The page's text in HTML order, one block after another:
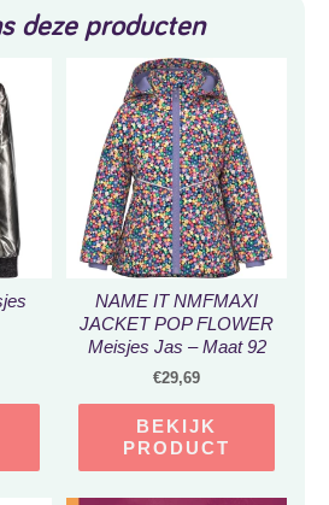
deze producten
NAME IT NMFMAXI
JACKET POP FLOWER
Meisjes Jas – Maat 92
€29,69
BEKIJK
PRODUCT